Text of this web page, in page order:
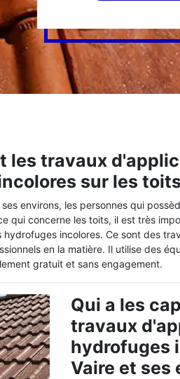
les travaux
sur les
environs, les personnes qui
qui concerne les toits, il est très
incolores. Ce sont des
en la matière. Il utilise des
gratuit et sans engagement.
Qui a les
travaux
hydrofuges
Vaire et ses